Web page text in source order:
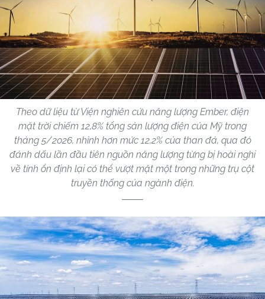
Theo dữ liệu từ Viện nghiên cứu năng lượng Ember, điện
mặt trời chiếm 12,8% tổng sản lượng điện của Mỹ trong
tháng 5/2026, nhỉnh hơn mức 12,2% của than đá, qua đó
đánh dấu lần đầu tiên nguồn năng lượng từng bị hoài nghi
về tính ổn định lại có thể vượt mặt một trong những trụ cột
truyền thống của ngành điện.